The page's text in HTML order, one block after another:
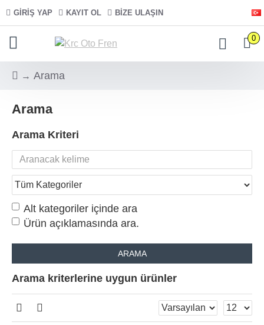
GIRIŞ YAP KAYIT OL BIZE ULAŞIN
0
Arama
Arama
Arama Kriteri
Alt kategoriler içinde ara
Ürün açıklamasında ara.
ARAMA
Arama kriterlerine uygun ürünler